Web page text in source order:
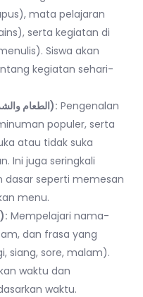
mata pelajaran
serta kegiatan di
Siswa akan
kegiatan sehari-
Makanan dan Minuman (الطعام والشراب): Pengenalan
populer, serta
atau tidak suka
Ini juga seringkali
dasar seperti memesan
menu.
Hari dan Waktu (الأيام والأوقات): Mempelajari nama-
dan frasa yang
siang, sore, malam).
waktu dan
waktu.